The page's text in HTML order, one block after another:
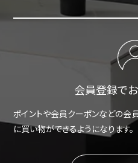
会員登録で
ポイントや会員クーポンなどの会
に買い物ができるようになります。